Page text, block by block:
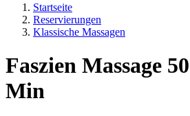
Startseite
Reservierungen
Klassische Massagen
Faszien Massage
Min